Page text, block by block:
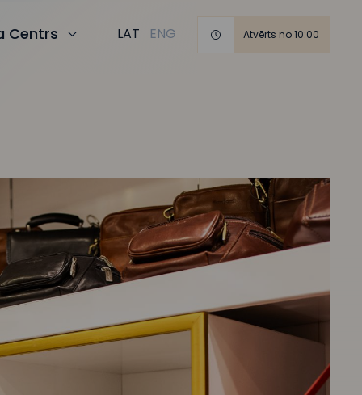
Centrs LAT ENG Atvērts no 10:00